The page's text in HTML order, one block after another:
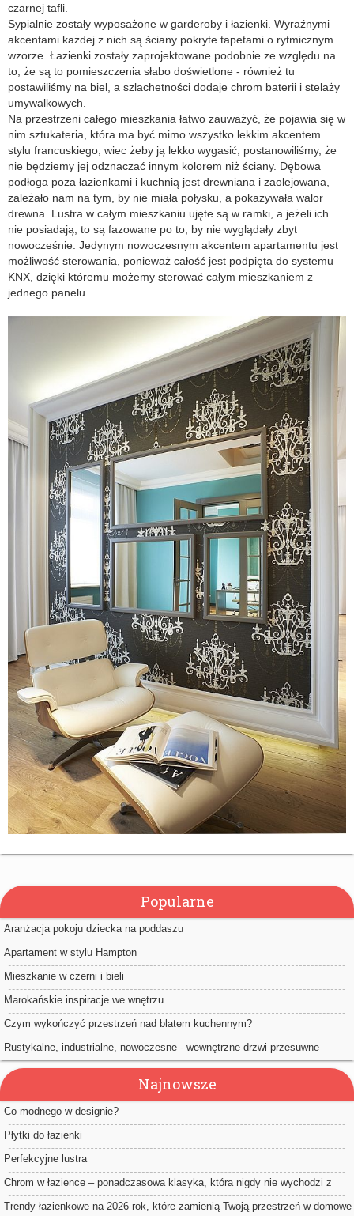
czarnej tafli.
Sypialnie zostały wyposażone w garderoby i łazienki. Wyraźnymi
akcentami każdej z nich są ściany pokryte tapetami o rytmicznym
wzorze. Łazienki zostały zaprojektowane podobnie ze względu na
to, że są to pomieszczenia słabo doświetlone - również tu
postawiliśmy na biel, a szlachetności dodaje chrom baterii i stelaży
umywalkowych.
Na przestrzeni całego mieszkania łatwo zauważyć, że pojawia się w
nim sztukateria, która ma być mimo wszystko lekkim akcentem
stylu francuskiego, wiec żeby ją lekko wygasić, postanowiliśmy, że
nie będziemy jej odznaczać innym kolorem niż ściany. Dębowa
podłoga poza łazienkami i kuchnią jest drewniana i zaolejowana,
zależało nam na tym, by nie miała połysku, a pokazywała walor
drewna. Lustra w całym mieszkaniu ujęte są w ramki, a jeżeli ich
nie posiadają, to są fazowane po to, by nie wyglądały zbyt
nowocześnie. Jedynym nowoczesnym akcentem apartamentu jest
możliwość sterowania, ponieważ całość jest podpięta do systemu
KNX, dzięki któremu możemy sterować całym mieszkaniem z
jednego panelu.
Popularne
Aranżacja pokoju dziecka na poddaszu
Apartament w stylu Hampton
Mieszkanie w czerni i bieli
Marokańskie inspiracje we wnętrzu
Czym wykończyć przestrzeń nad blatem kuchennym?
Rustykalne, industrialne, nowoczesne - wewnętrzne drzwi przesuwne
Najnowsze
Co modnego w designie?
Płytki do łazienki
Perfekcyjne lustra
Chrom w łazience – ponadczasowa klasyka, która nigdy nie wychodzi z
mody
Trendy łazienkowe na 2026 rok, które zamienią Twoją przestrzeń w domowe